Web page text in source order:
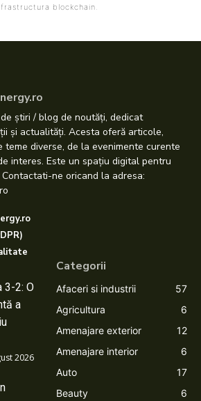
blockchain.
știri / blog de noutăți, dedicat
și actualități. Acesta oferă articole,
teme diverse, de la evenimente curente
interes. Este un spațiu digital pentru
ne oricand la adresa:
3-2: O
a
2026
Categorii
Afaceri si industrii
57
Agricultura
6
Amenajare exterior
12
Amenajare interior
6
Auto
17
Beauty
6